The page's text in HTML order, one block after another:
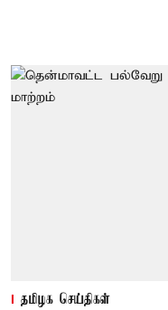
தமிழக செய்திகள்